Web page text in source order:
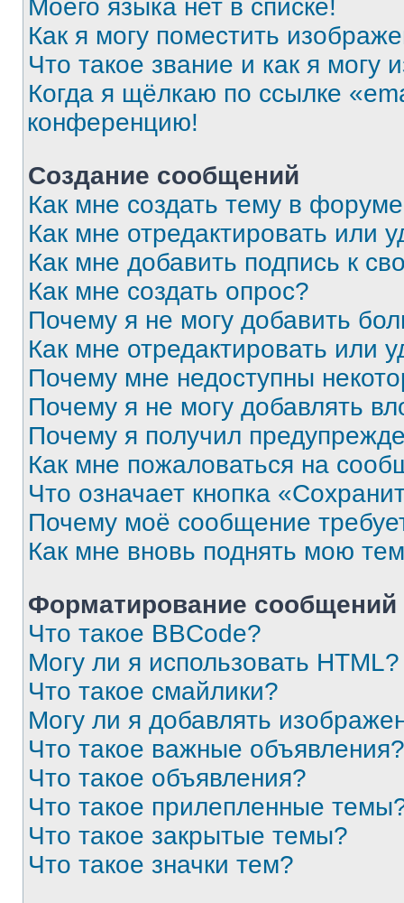
Моего языка нет в списке!
Как я могу поместить
Что такое звание и как я могу
Когда я щёлкаю по ссылке
конференцию!
Создание сообщений
Как мне создать тему в
Как мне отредактировать или
Как мне добавить подпись к
Как мне создать опрос?
Почему я не могу добавить
Как мне отредактировать или
Почему мне недоступны
Почему я не могу добавлять
Почему я получил
Как мне пожаловаться на
Что означает кнопка
Почему моё сообщение
Как мне вновь поднять мою
Форматирование
Что такое BBCode?
Могу ли я использовать HTML?
Что такое смайлики?
Могу ли я добавлять
Что такое важные объявления?
Что такое объявления?
Что такое прилепленные
Что такое закрытые темы?
Что такое значки тем?